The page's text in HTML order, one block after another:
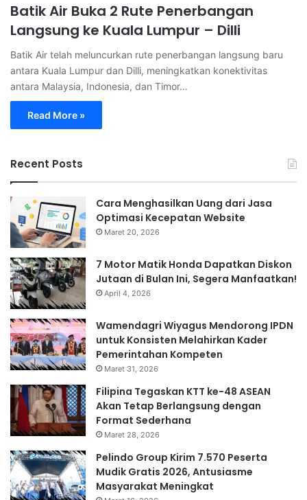
Batik Air Buka 2 Rute Penerbangan
Langsung ke Kuala Lumpur – Dilli
Batik Air telah meluncurkan rute penerbangan langsung baru
antara Kuala Lumpur dan Dilli, meningkatkan konektivitas
antara Malaysia, Indonesia, dan Timor…
Read More »
Recent Posts
Cara Menghasilkan Uang dari Jasa
Optimasi Kecepatan Website
Maret 20, 2026
7 Motor Matik Honda Dapatkan Diskon
Jutaan di Bulan Ini, Segera Manfaatkan!
April 4, 2026
Wamendagri Wiyagus Mendorong IPDN
untuk Konsisten Melahirkan Kader
Pemerintahan Kompeten
Maret 31, 2026
Filipina Tegaskan KTT ke-48 ASEAN
Akan Tetap Berlangsung dengan
Format Sederhana
Maret 28, 2026
Pelindo Group Kirim 7.570 Peserta
Mudik Gratis 2026, Antusiasme
Masyarakat Meningkat